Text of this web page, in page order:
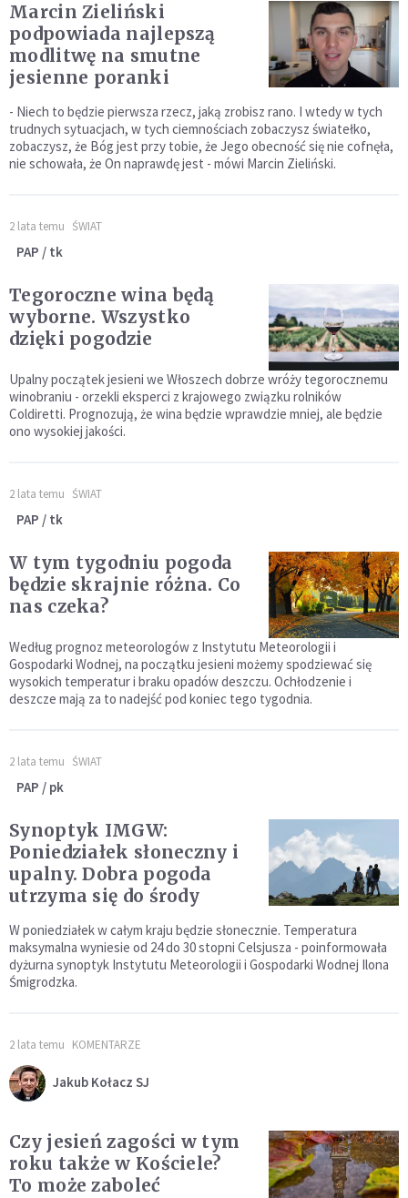
Marcin Zieliński
podpowiada najlepszą
modlitwę na smutne
jesienne poranki
- Niech to będzie pierwsza rzecz, jaką zrobisz rano. I wtedy w tych
trudnych sytuacjach, w tych ciemnościach zobaczysz światełko,
zobaczysz, że Bóg jest przy tobie, że Jego obecność się nie cofnęła,
nie schowała, że On naprawdę jest - mówi Marcin Zieliński.
2 lata temu ŚWIAT
PAP / tk
Tegoroczne wina będą
wyborne. Wszystko
dzięki pogodzie
Upalny początek jesieni we Włoszech dobrze wróży tegorocznemu
winobraniu - orzekli eksperci z krajowego związku rolników
Coldiretti. Prognozują, że wina będzie wprawdzie mniej, ale będzie
ono wysokiej jakości.
2 lata temu ŚWIAT
PAP / tk
W tym tygodniu pogoda
będzie skrajnie różna. Co
nas czeka?
Według prognoz meteorologów z Instytutu Meteorologii i
Gospodarki Wodnej, na początku jesieni możemy spodziewać się
wysokich temperatur i braku opadów deszczu. Ochłodzenie i
deszcze mają za to nadejść pod koniec tego tygodnia.
2 lata temu ŚWIAT
PAP / pk
Synoptyk IMGW:
Poniedziałek słoneczny i
upalny. Dobra pogoda
utrzyma się do środy
W poniedziałek w całym kraju będzie słonecznie. Temperatura
maksymalna wyniesie od 24 do 30 stopni Celsjusza - poinformowała
dyżurna synoptyk Instytutu Meteorologii i Gospodarki Wodnej Ilona
Śmigrodzka.
2 lata temu KOMENTARZE
Jakub Kołacz SJ
Czy jesień zagości w tym
roku także w Kościele?
To może zaboleć